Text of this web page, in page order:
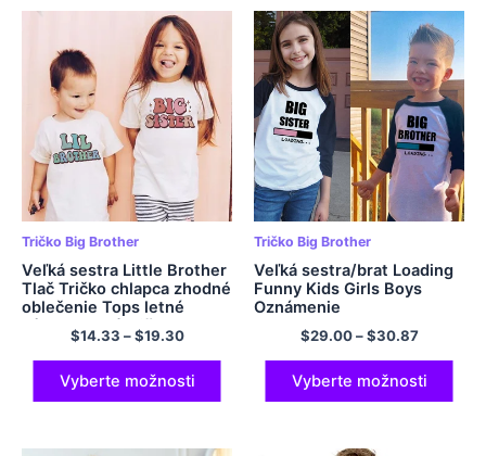
Tričko Big Brother
Veľká sestra Little Brother
Tlač Tričko chlapca zhodné
oblečenie Tops letné
súrodenecké tričko retro
rodina Look outfit Child
Tee Tee
$14.33 –$19.30
Vyberte možnosti
Tričko Big Brother
Veľká sestra/brat Loading
Funny Kids Girls Boys
Oznámenie
$29.00–$30.87
Vyberte možnosti